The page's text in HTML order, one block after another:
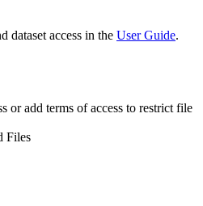
dataset access in the User Guide.
or add terms of access to restrict file
Files